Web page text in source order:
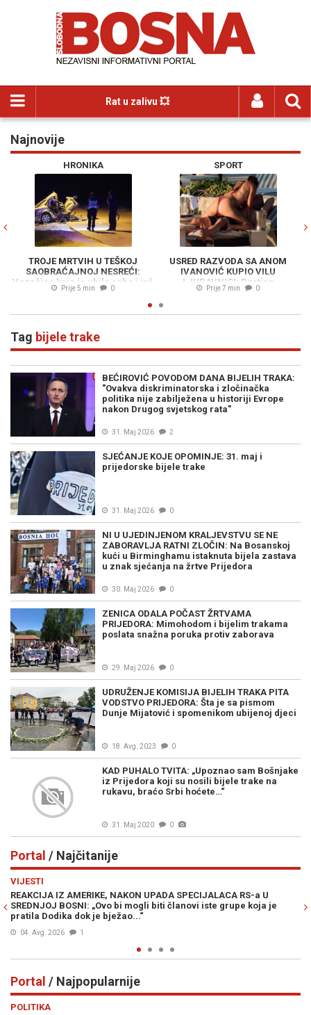
Rat u zalivu 💥
Najnovije
HRONIKA
TROJE MRTVIH U TEŠKOJ
SAOBRAĆAJNOJ NESREĆI:
Vozačica koja je ubila sebe i još
dvojicu nije imala ni vozačku
Prije 5 min 0
SPORT
USRED RAZVODA SA ANOM
IVANOVIĆ KUPIO VILU
LJUBAVNICI: Bastian
Schweinsteiger iskeširao
Prije 7 min 0
Tag bijele trake
BEĆIROVIĆ POVODOM DANA BIJELIH TRAKA:
"Ovakva diskriminatorska i zločinačka
politika nije zabilježena u historiji Evrope
nakon Drugog svjetskog rata"
31. Maj 2026 2
SJEĆANJE KOJE OPOMINJE: 31. maj i
prijedorske bijele trake
31. Maj 2026 0
NI U UJEDINJENOM KRALJEVSTVU SE NE
ZABORAVLJA RATNI ZLOČIN: Na Bosanskoj
kući u Birminghamu istaknuta bijela zastava
u znak sjećanja na žrtve Prijedora
30. Maj 2026 0
ZENICA ODALA POČAST ŽRTVAMA
PRIJEDORA: Mimohodom i bijelim trakama
poslata snažna poruka protiv zaborava
29. Maj 2026 0
UDRUŽENJE KOMISIJA BIJELIH TRAKA PITA
VODSTVO PRIJEDORA: Šta je sa pismom
Dunje Mijatović i spomenikom ubijenoj djeci
18. Avg. 2023 0
KAD PUHALO TVITA: „Upoznao sam Bošnjake
iz Prijedora koji su nosili bijele trake na
rukavu, braćo Srbi hoćete…“
31. Maj 2020 0
Portal / Najčitanije
VIJESTI
REAKCIJA IZ AMERIKE, NAKON UPADA SPECIJALACA RS-a U
SREDNJOJ BOSNI: „Ovo bi mogli biti članovi iste grupe koja je
pratila Dodika dok je bježao...“
04. Avg. 2026 1
Portal / Najpopularnije
POLITIKA